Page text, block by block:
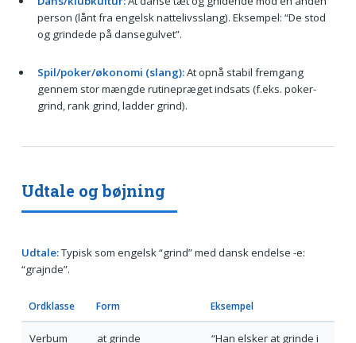
person (lånt fra engelsk nattelivsslang). Eksempel: “De stod
og grindede på dansegulvet”.
Spil/poker/økonomi (slang):At opnå stabil fremgang
gennem stor mængde rutinepræget indsats (f.eks. poker-
grind, rank grind, ladder grind).
Udtale og bøjning
Udtale:Typisk som engelsk “grind” med dansk endelse -e:
“grajnde”.
Ordklasse Form Eksempel
Verbum at grinde
“Han elsker at grinde i